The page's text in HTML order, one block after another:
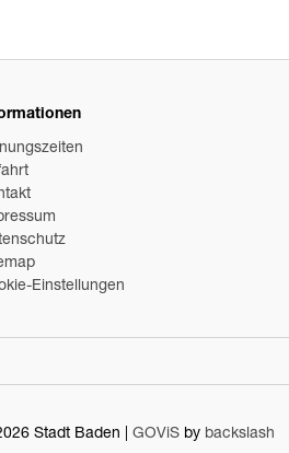
Einstellungen
Stadt Baden | GOViS by backslash